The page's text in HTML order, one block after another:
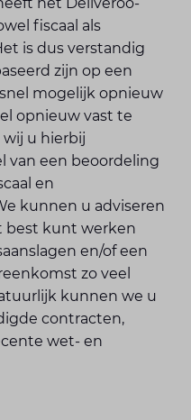
fiscaal als
is dus verstandig
zijn op een
mogelijk opnieuw
opnieuw vast te
u hierbij
van een beoordeling
en
kunnen u adviseren
best kunt werken
en/of een
zo veel
kunnen we u
contracten,
wet- en